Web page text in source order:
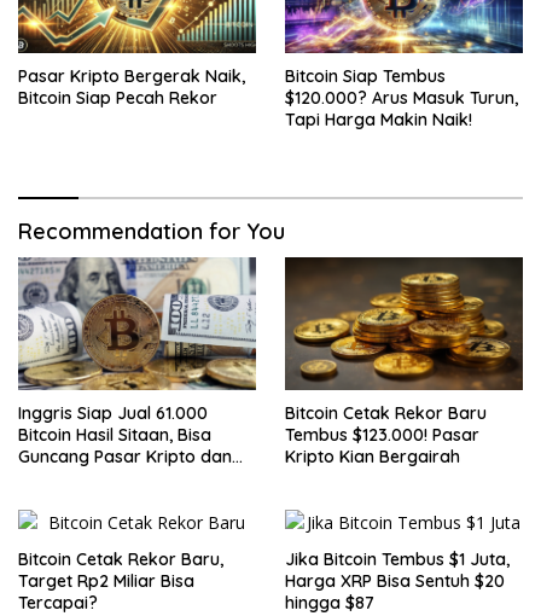
Pasar Kripto Bergerak Naik,
Bitcoin Siap Pecah Rekor
Bitcoin Siap Tembus
$120.000? Arus Masuk Turun,
Tapi Harga Makin Naik!
Recommendation for You
Inggris Siap Jual 61.000
Bitcoin Hasil Sitaan, Bisa
Guncang Pasar Kripto dan
Bitcoin Cetak Rekor Baru
Tembus $123.000! Pasar
Kripto Kian Bergairah
Bitcoin Cetak Rekor Baru,
Target Rp2 Miliar Bisa
Tercapai?
Jika Bitcoin Tembus $1 Juta,
Harga XRP Bisa Sentuh $20
hingga $87